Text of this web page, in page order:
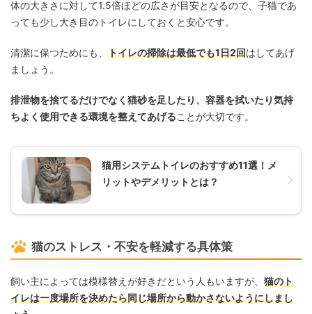
体の大きさに対して1.5倍ほどの広さが目安となるので、子猫であ
っても少し大き目のトイレにしておくと安心です。
清潔に保つためにも、 トイレの掃除は最低でも1日2回はしてあげ
ましょう。
排泄物を捨てるだけでなく猫砂を足したり、容器を拭いたり気持
ちよく使用できる環境を整えてあげることが大切です。
猫用システムトイレのおすすめ11選！メ
リットやデメリットとは？
猫のストレス・不安を軽減する具体策
飼い主によっては模様替えが好きだという人もいますが、 猫のト
イレは一度場所を決めたら同じ場所から動かさないようにしまし